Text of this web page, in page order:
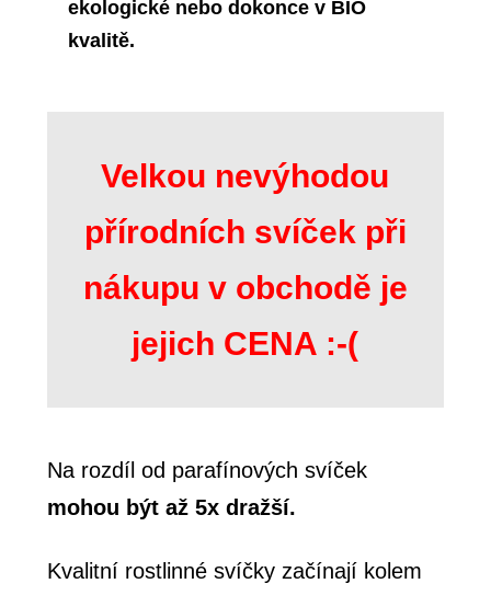
ekologické nebo dokonce v BIO
kvalitě.
Velkou nevýhodou
přírodních svíček při
nákupu v obchodě je
jejich CENA :-(
Na rozdíl od parafínových svíček
mohou být až 5x dražší.
Kvalitní rostlinné svíčky začínají kolem